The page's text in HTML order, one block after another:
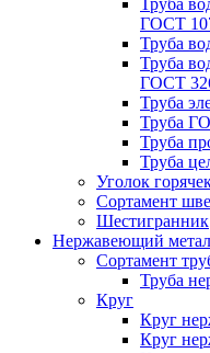
Труба
ГОСТ
Труба
Труба
ГОСТ
Труба
Труба
Труба
Труба
Уголок
Сортамент
Шестигранник
Нержавеющий
Сортамент
Труба
Круг
Круг
Круг